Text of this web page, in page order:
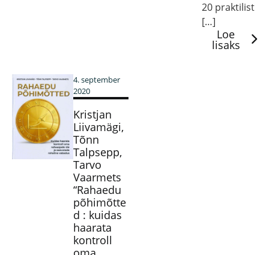
20 praktilist
[…]
Loe
lisaks
4. september
2020
Kristjan
Liivamägi,
Tõnn
Talpsepp,
Tarvo
Vaarmets
“Rahaedu
põhimõtte
d : kuidas
haarata
kontroll